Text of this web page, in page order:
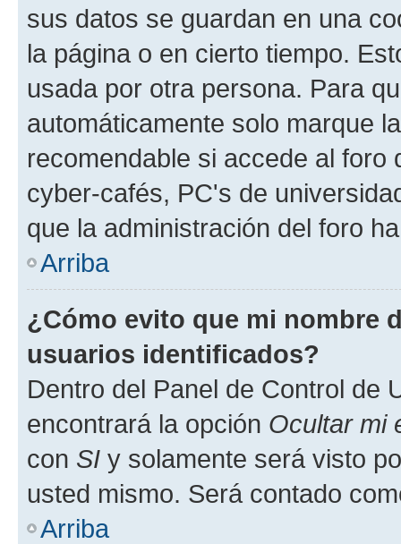
sus datos se guardan en una
la página o en cierto tiempo.
usada por otra persona. Para
automáticamente solo marque
recomendable si accede al foro
cyber-cafés, PC's de
que la administración del foro
Arriba
¿Cómo evito que mi nombre
usuarios identificados?
Dentro del Panel de Control de
encontrará la opción Ocultar mi
con SI y solamente será visto
usted mismo. Será contado
Arriba